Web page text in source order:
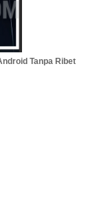
Tanpa Ribet